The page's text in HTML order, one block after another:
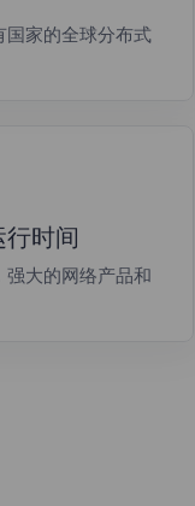
国家的全球分布式
时间
强大的网络产品和